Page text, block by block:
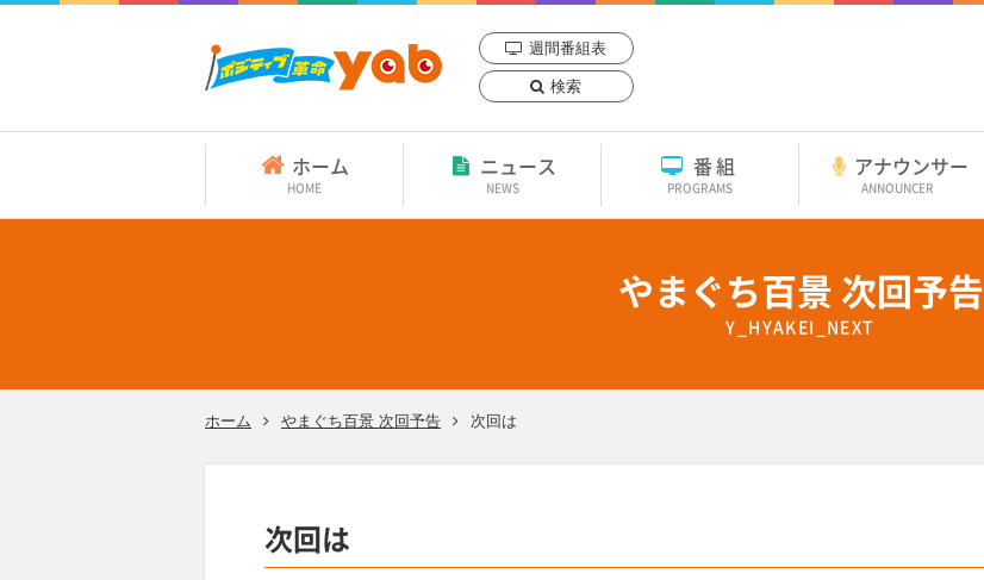
週間番組表
検索
ホーム
HOME
ニュース
NEWS
番組
PROGRAMS
アナウンサー
ANNOUNCER
やまぐち百景 次回予告
Y_HYAKEI_NEXT
ホーム やまぐち百景 次回予告 次回は
次回は